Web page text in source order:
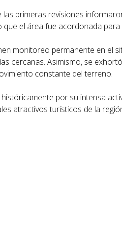
primeras revisiones
el área fue acordonada para
monitoreo permanente en el
cercanas. Asimismo, se
constante del terreno.
por su intensa
atractivos turísticos de la